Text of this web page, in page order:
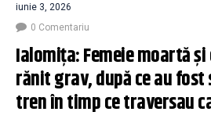
iunie 3, 2026
0 Comentariu
Ialomiţa: Femeie moartă şi
rănit grav, după ce au
tren în timp ce traversau